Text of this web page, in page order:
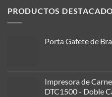
PRODUCTOS
Porta Gafete de
Impresora de
DTC1500 - Doble